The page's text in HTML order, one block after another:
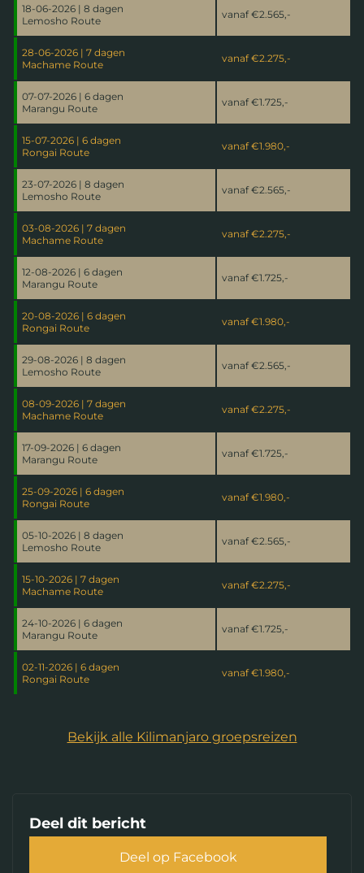
18-06-2026 | 8 dagen
Lemosho Route
vanaf€2.565,-
28-06-2026 | 7 dagen
Machame Route
vanaf€2.275,-
07-07-2026 | 6 dagen
Marangu Route
vanaf€1.725,-
15-07-2026 | 6 dagen
Rongai Route
vanaf€1.980,-
23-07-2026 | 8 dagen
Lemosho Route
vanaf€2.565,-
03-08-2026 | 7 dagen
Machame Route
vanaf€2.275,-
12-08-2026 | 6 dagen
Marangu Route
vanaf€1.725,-
20-08-2026 | 6 dagen
Rongai Route
vanaf€1.980,-
29-08-2026 | 8 dagen
Lemosho Route
vanaf€2.565,-
08-09-2026 | 7 dagen
Machame Route
vanaf€2.275,-
17-09-2026 | 6 dagen
Marangu Route
vanaf€1.725,-
25-09-2026 | 6 dagen
Rongai Route
vanaf€1.980,-
05-10-2026 | 8 dagen
Lemosho Route
vanaf€2.565,-
15-10-2026 | 7 dagen
Machame Route
vanaf€2.275,-
24-10-2026 | 6 dagen
Marangu Route
vanaf€1.725,-
02-11-2026 | 6 dagen
Rongai Route
vanaf€1.980,-
Bekijk alle Kilimanjaro groepsreizen
Deel dit bericht
Deel op Facebook